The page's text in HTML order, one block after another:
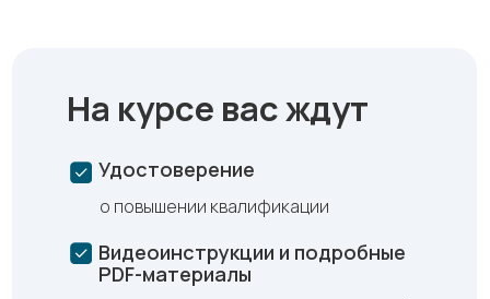
На курсе вас ждут
Видеоинструкции и подробные
PDF-материалы
Удостоверение
о повышении квалификации